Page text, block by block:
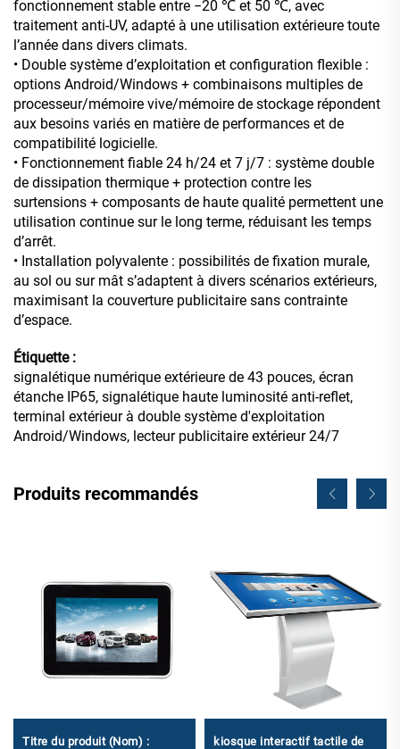
fonctionnement stable entre −20 ℃ et 50 ℃, avec
traitement anti-UV, adapté à une utilisation extérieure toute
l’année dans divers climats.
• Double système d’exploitation et configuration flexible :
options Android/Windows + combinaisons multiples de
processeur/mémoire vive/mémoire de stockage répondent
aux besoins variés en matière de performances et de
compatibilité logicielle.
• Fonctionnement fiable 24 h/24 et 7 j/7 : système double
de dissipation thermique + protection contre les
surtensions + composants de haute qualité permettent une
utilisation continue sur le long terme, réduisant les temps
d’arrêt.
• Installation polyvalente : possibilités de fixation murale,
au sol ou sur mât s’adaptent à divers scénarios extérieurs,
maximisant la couverture publicitaire sans contrainte
d’espace.
Étiquette :
signalétique numérique extérieure de 43 pouces, écran
étanche IP65, signalétique haute luminosité anti-reflet,
terminal extérieur à double système d'exploitation
Android/Windows, lecteur publicitaire extérieur 24/7
Produits recommandés
Titre du produit (Nom) :
kiosque interactif tactile de